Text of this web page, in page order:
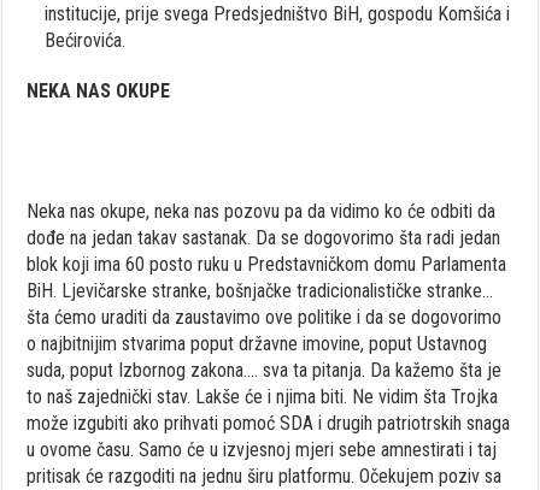
institucije, prije svega Predsjedništvo BiH, gospodu Komšića i
Bećirovića.
NEKA NAS OKUPE
Neka nas okupe, neka nas pozovu pa da vidimo ko će odbiti da
dođe na jedan takav sastanak. Da se dogovorimo šta radi jedan
blok koji ima 60 posto ruku u Predstavničkom domu Parlamenta
BiH. Ljevičarske stranke, bošnjačke tradicionalističke stranke…
šta ćemo uraditi da zaustavimo ove politike i da se dogovorimo
o najbitnijim stvarima poput državne imovine, poput Ustavnog
suda, poput Izbornog zakona…. sva ta pitanja. Da kažemo šta je
to naš zajednički stav. Lakše će i njima biti. Ne vidim šta Trojka
može izgubiti ako prihvati pomoć SDA i drugih patriotrskih snaga
u ovome času. Samo će u izvjesnoj mjeri sebe amnestirati i taj
pritisak će razgoditi na jednu širu platformu. Očekujem poziv sa